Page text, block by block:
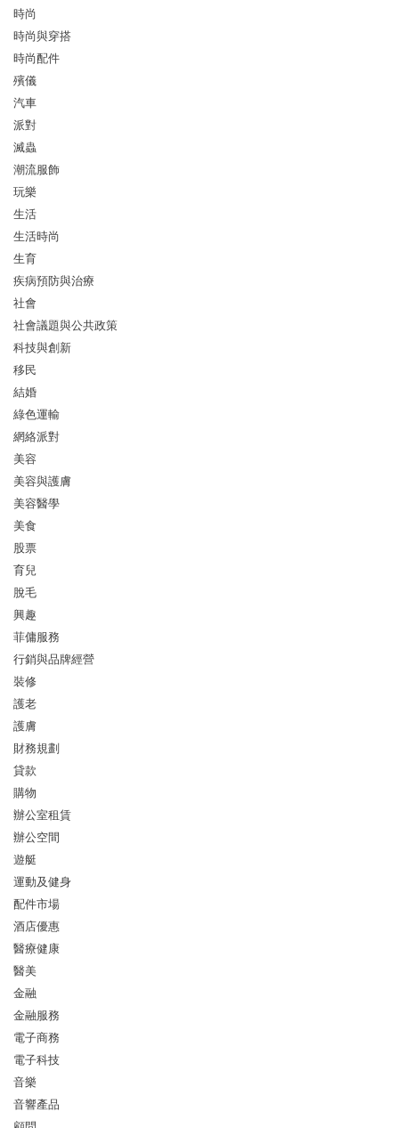
時尚
時尚與穿搭
時尚配件
殯儀
汽車
派對
滅蟲
潮流服飾
玩樂
生活
生活時尚
生育
疾病預防與治療
社會
社會議題與公共政策
科技與創新
移民
結婚
綠色運輸
網絡派對
美容
美容與護膚
美容醫學
美食
股票
育兒
脫毛
興趣
菲傭服務
行銷與品牌經營
裝修
護老
護膚
財務規劃
貸款
購物
辦公室租賃
辦公空間
遊艇
運動及健身
配件市場
酒店優惠
醫療健康
醫美
金融
金融服務
電子商務
電子科技
音樂
音響產品